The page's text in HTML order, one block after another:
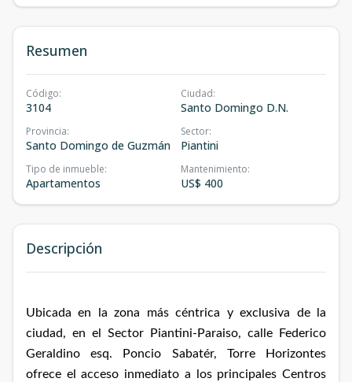
Resumen
Código:
3104
Ciudad:
Santo Domingo D.N.
Provincia:
Santo Domingo de Guzmán
Sector:
Piantini
Tipo de inmueble:
Apartamentos
Mantenimiento:
US$ 400
Descripción
Ubicada en la zona más céntrica y exclusiva de la
ciudad, en el Sector Piantini-Paraiso, calle Federico
Geraldino esq. Poncio Sabatér, Torre Horizontes
ofrece el acceso inmediato a los principales Centros